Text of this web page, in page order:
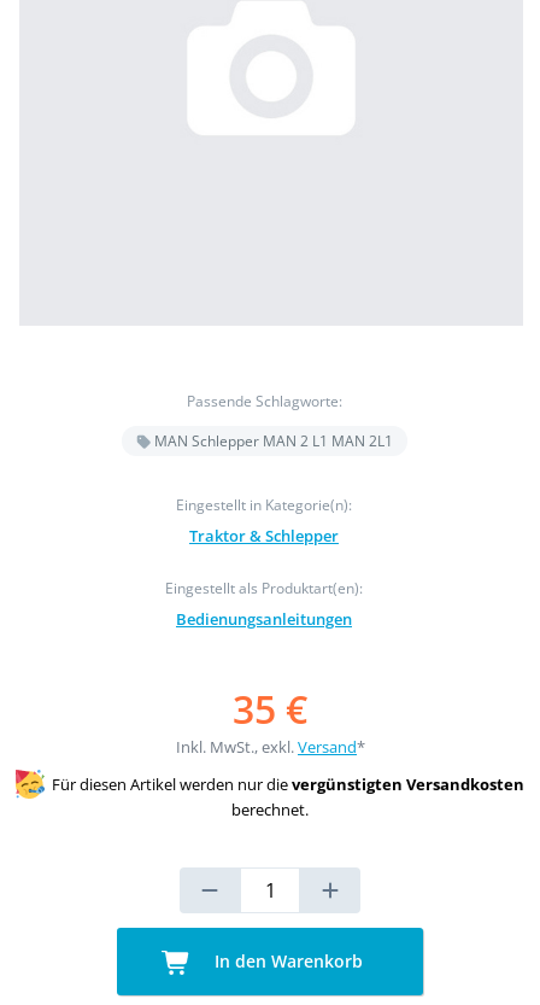
Passende Schlagworte:
MAN Schlepper MAN 2 L1 MAN 2L1
Eingestellt in Kategorie(n):
Traktor & Schlepper
Eingestellt als Produktart(en):
Bedienungsanleitungen
35 €
Inkl. MwSt., exkl.Versand*
Für diesen Artikel werden nur dievergünstigten Versandkosten
berechnet.
In den Warenkorb